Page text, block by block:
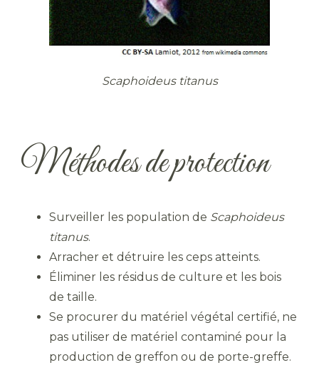
Scaphoideus titanus
Méthodes de protection
Surveiller les population de Scaphoideus
titanus.
Arracher et détruire les ceps atteints.
Éliminer les résidus de culture et les bois
de taille.
Se procurer du matériel végétal certifié, ne
pas utiliser de matériel contaminé pour la
production de greffon ou de porte-greffe.